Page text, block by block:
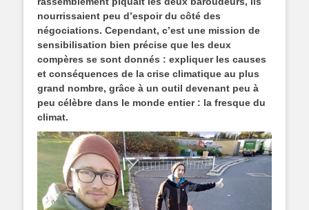
nourrissaient peu d’espoir du côté des
négociations. Cependant, c’est une mission de
sensibilisation bien précise que les deux
compères se sont donnés : expliquer les causes
et conséquences de la crise climatique au plus
grand nombre, grâce à un outil devenant peu à
peu célèbre dans le monde entier : la fresque du
climat.